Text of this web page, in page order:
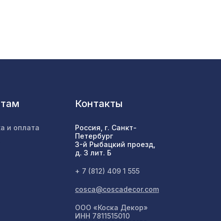
385 ₽
и оплата
Контакты
Россия, г. Санкт-
Петербург
3-й Рыбацкий проезд,
д. 3 лит. Б
+ 7 (812) 409 1 555
cosca@coscadecor.com
ООО «Коска Декор»
ИНН 7811515010